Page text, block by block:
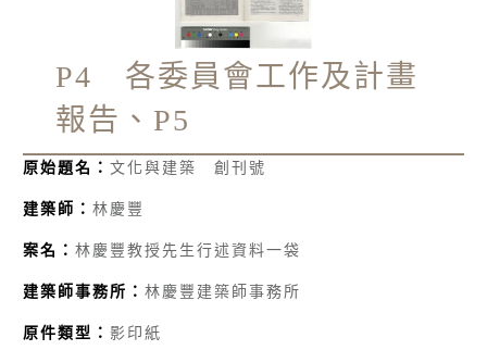
P4 各委員會工作及計畫
報告、P5
原始題名： 文化與建築 創刊號
建築師： 林慶豐
案名： 林慶豐教授先生行述資料一袋
建築師事務所： 林慶豐建築師事務所
原件類型： 影印紙